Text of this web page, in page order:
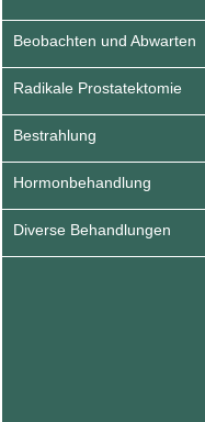
Beobachten und Abwarten
Radikale Prostatektomie
Bestrahlung
Hormonbehandlung
Diverse Behandlungen